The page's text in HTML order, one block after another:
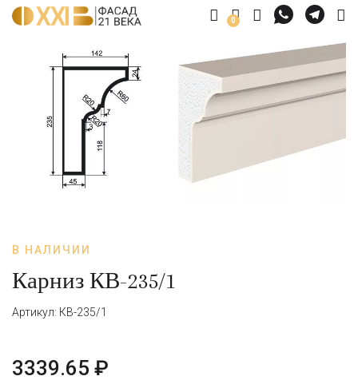
0
В НАЛИЧИИ
Карниз КВ-235/1
Артикул: КВ-235/1
3339.65 ₽